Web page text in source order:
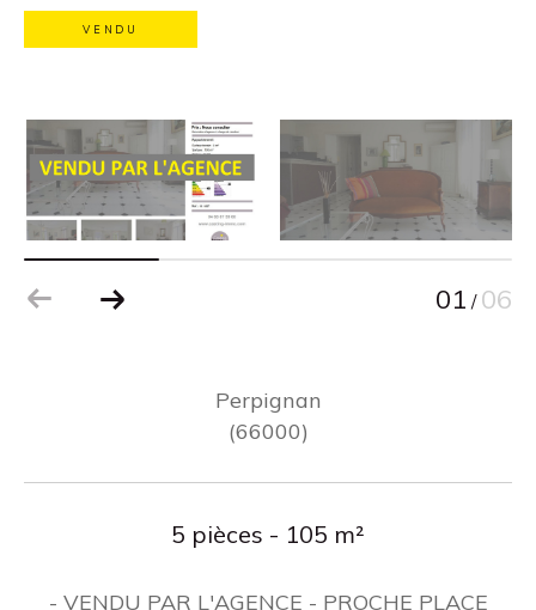
VENDU
01 / 06
Perpignan
(66000)
5 pièces - 105 m²
- VENDU PAR L'AGENCE - PROCHE PLACE